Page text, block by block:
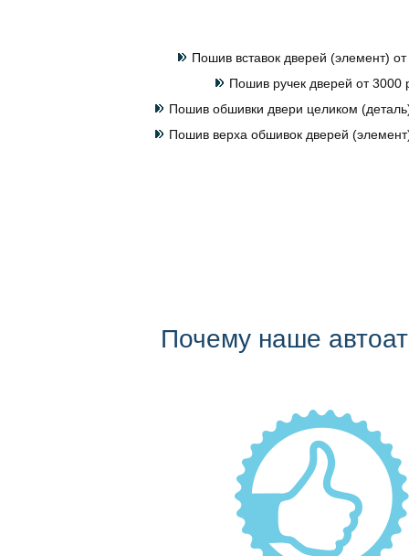
Пошив вставок дверей (элемент)
Пошив ручек дверей от 3000
Пошив обшивки двери целиком
Пошив верха обшивок дверей
Почему наше